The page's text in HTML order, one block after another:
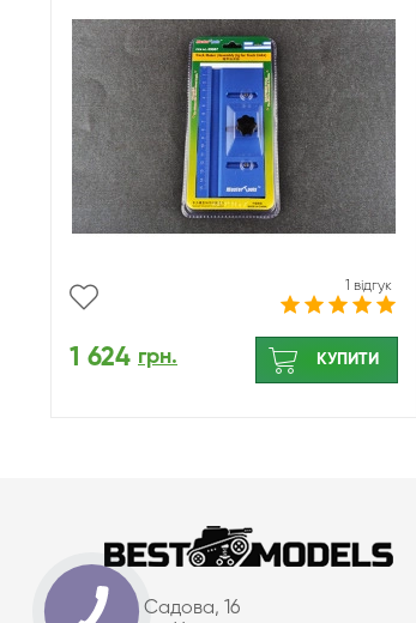
1 відгук
1 624 грн. КУПИТИ
вул. Садова, 16